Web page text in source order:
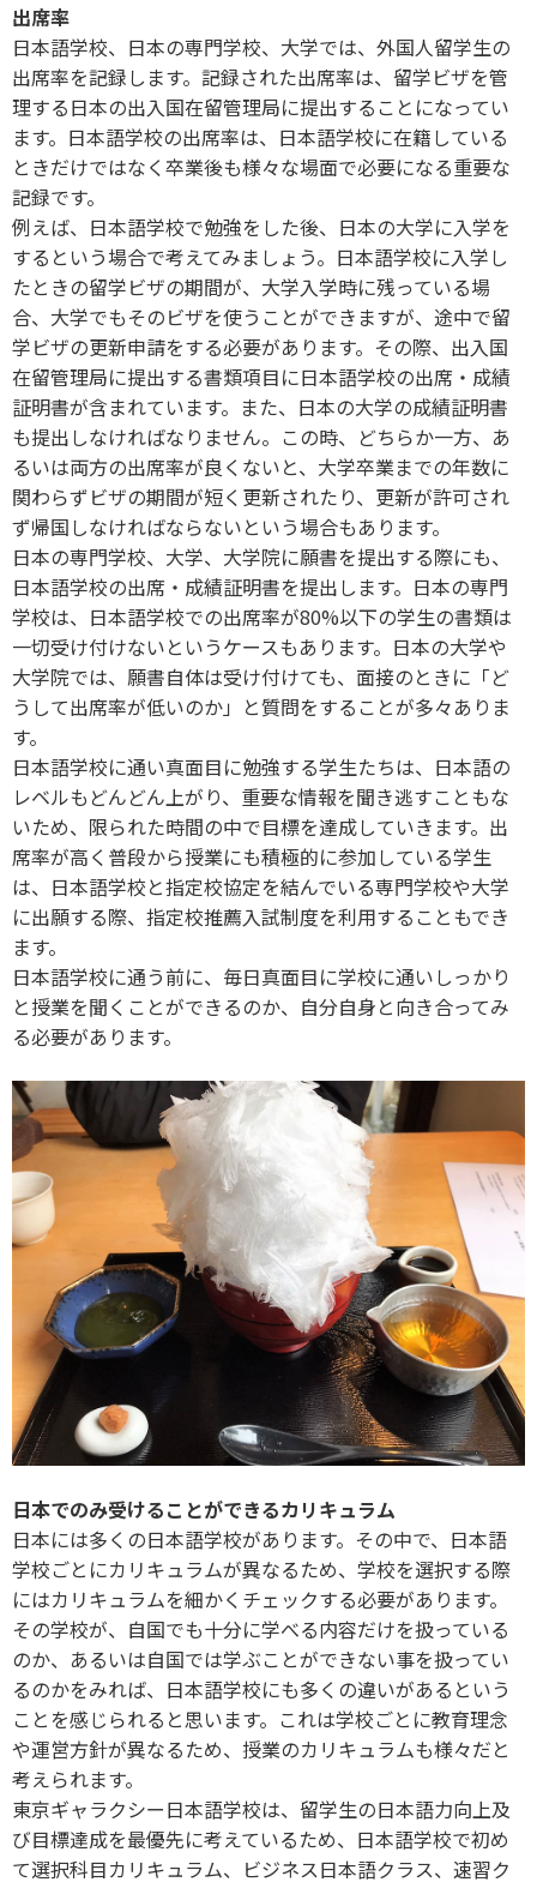
出席率
日本語学校、日本の専門学校、大学では、外国人留学生の
出席率を記録します。記録された出席率は、留学ビザを管
理する日本の出入国在留管理局に提出することになってい
ます。日本語学校の出席率は、日本語学校に在籍している
ときだけではなく卒業後も様々な場面で必要になる重要な
記録です。
例えば、日本語学校で勉強をした後、日本の大学に入学を
するという場合で考えてみましょう。日本語学校に入学し
たときの留学ビザの期間が、大学入学時に残っている場
合、大学でもそのビザを使うことができますが、途中で留
学ビザの更新申請をする必要があります。その際、出入国
在留管理局に提出する書類項目に日本語学校の出席・成績
証明書が含まれています。また、日本の大学の成績証明書
も提出しなければなりません。この時、どちらか一方、あ
るいは両方の出席率が良くないと、大学卒業までの年数に
関わらずビザの期間が短く更新されたり、更新が許可され
ず帰国しなければならないという場合もあります。
日本の専門学校、大学、大学院に願書を提出する際にも、
日本語学校の出席・成績証明書を提出します。日本の専門
学校は、日本語学校での出席率が80%以下の学生の書類は
一切受け付けないというケースもあります。日本の大学や
大学院では、願書自体は受け付けても、面接のときに「ど
うして出席率が低いのか」と質問をすることが多々ありま
す。
日本語学校に通い真面目に勉強する学生たちは、日本語の
レベルもどんどん上がり、重要な情報を聞き逃すこともな
いため、限られた時間の中で目標を達成していきます。出
席率が高く普段から授業にも積極的に参加している学生
は、日本語学校と指定校協定を結んでいる専門学校や大学
に出願する際、指定校推薦入試制度を利用することもでき
ます。
日本語学校に通う前に、毎日真面目に学校に通いしっかり
と授業を聞くことができるのか、自分自身と向き合ってみ
る必要があります。
日本でのみ受けることができるカリキュラム
日本には多くの日本語学校があります。その中で、日本語
学校ごとにカリキュラムが異なるため、学校を選択する際
にはカリキュラムを細かくチェックする必要があります。
その学校が、自国でも十分に学べる内容だけを扱っている
のか、あるいは自国では学ぶことができない事を扱ってい
るのかをみれば、日本語学校にも多くの違いがあるという
ことを感じられると思います。これは学校ごとに教育理念
や運営方針が異なるため、授業のカリキュラムも様々だと
考えられます。
東京ギャラクシー日本語学校は、留学生の日本語力向上及
び目標達成を最優先に考えているため、日本語学校で初め
て選択科目カリキュラム、ビジネス日本語クラス、速習ク